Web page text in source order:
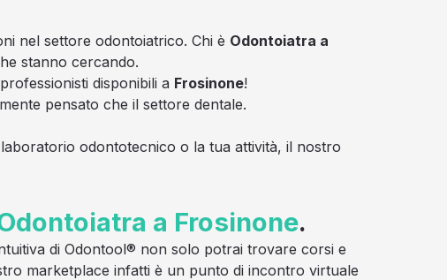
nel settore odontoiatrico. Chi è Odontoiatra a
stanno cercando.
disponibili a Frosinone!
pensato che il settore dentale.
odontotecnico o la tua attività, il nostro
a Frosinone.
di Odontool® non solo potrai trovare corsi e
marketplace infatti è un punto di incontro virtuale